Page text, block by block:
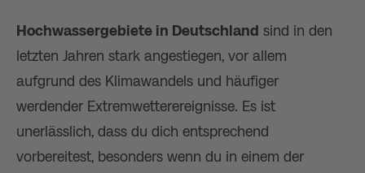
Hochwassergebiete in Deutschland sind in den
letzten Jahren stark angestiegen, vor allem
aufgrund des Klimawandels und häufiger
werdender Extremwetterereignisse. Es ist
unerlässlich, dass du dich entsprechend
vorbereitest, besonders wenn du in einem der